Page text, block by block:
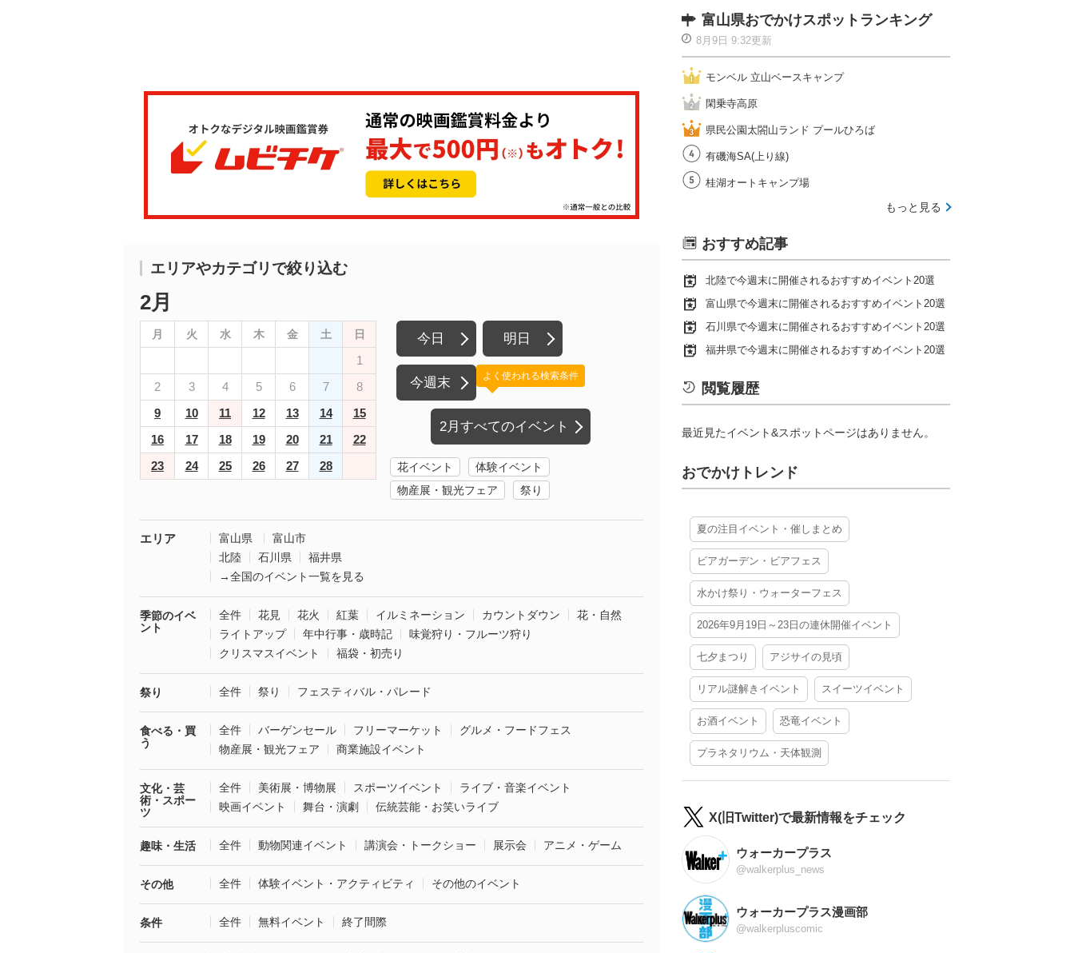
エリアやカテゴリで絞り込む
2月
月 火 水 木 金 土 日
1
2
3 4 5 6 7
8
9
10 11 12 13 14
15
16
17 18 19 20 21
22
23
24 25 26 27 28
今日 明日
今週末
2月すべてのイベント
よく使われる検索条件
花イベント
体験イベント
物産展・観光フェア
祭り
エリア 富山県
富山市
北陸
石川県
福井県
→全国のイベント一覧を見る
季節のイベ
ント
全件 花見 花火 紅葉 イルミネーション カウントダウン
花・自然
ライトアップ
年中行事・歳時記
味覚狩り・フルーツ狩り
クリスマスイベント
福袋・初売り
祭り 全件 祭り フェスティバル・パレード
食べる・買
う
全件 バーゲンセール フリーマーケット
グルメ・フードフェス
物産展・観光フェア
商業施設イベント
文化・芸
術・スポー
ツ
全件 美術展・博物展 スポーツイベント
ライブ・音楽イベント
映画イベント
舞台・演劇 伝統芸能・お笑いライブ
趣味・生活 全件 動物関連イベント 講演会・トークショー 展示会 アニメ・ゲーム
その他 全件 体験イベント・アクティビティ その他のイベント
条件 全件 無料イベント 終了間際
富山県おでかけスポットランキング
8月9日 9:32更新
モンベル 立山ベースキャンプ
閑乗寺高原
県民公園太閤山ランド プールひろば
有磯海SA(上り線)
桂湖オートキャンプ場
もっと見る
おすすめ記事
北陸で今週末に開催されるおすすめイベント20選
富山県で今週末に開催されるおすすめイベント20選
石川県で今週末に開催されるおすすめイベント20選
福井県で今週末に開催されるおすすめイベント20選
閲覧履歴
最近見たイベント&スポットページはありません。
おでかけトレンド
夏の注目イベント・催しまとめ
ビアガーデン・ビアフェス
水かけ祭り・ウォーターフェス
2026年9月19日～23日の連休開催イベント
七夕まつり アジサイの見頃
リアル謎解きイベント スイーツイベント
お酒イベント 恐竜イベント
プラネタリウム・天体観測
X(旧Twitter)で最新情報をチェック
ウォーカープラス
@walkerplus_news
ウォーカープラス漫画部
@walkerpluscomic